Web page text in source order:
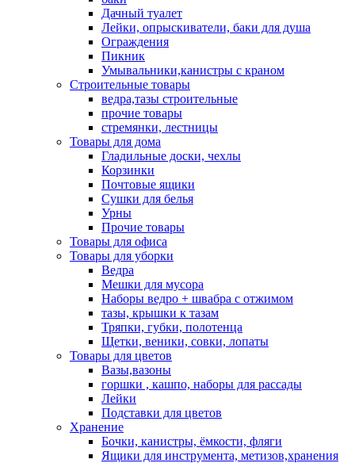
Дачный туалет
Лейки, опрыскиватели, баки для душа
Ограждения
Пикник
Умывальники,канистры с краном
Строительные товары
ведра,тазы строительные
прочие товары
стремянки, лестницы
Товары для дома
Гладильные доски, чехлы
Корзинки
Почтовые ящики
Сушки для белья
Урны
Прочие товары
Товары для офиса
Товары для уборки
Ведра
Мешки для мусора
Наборы ведро + швабра с отжимом
тазы, крышки к тазам
Тряпки, губки, полотенца
Щетки, веники, совки, лопаты
Товары для цветов
Вазы,вазоны
горшки , кашпо, наборы для рассады
Лейки
Подставки для цветов
Хранение
Бочки, канистры, ёмкости, фляги
Ящики для инструмента, метизов,хранения